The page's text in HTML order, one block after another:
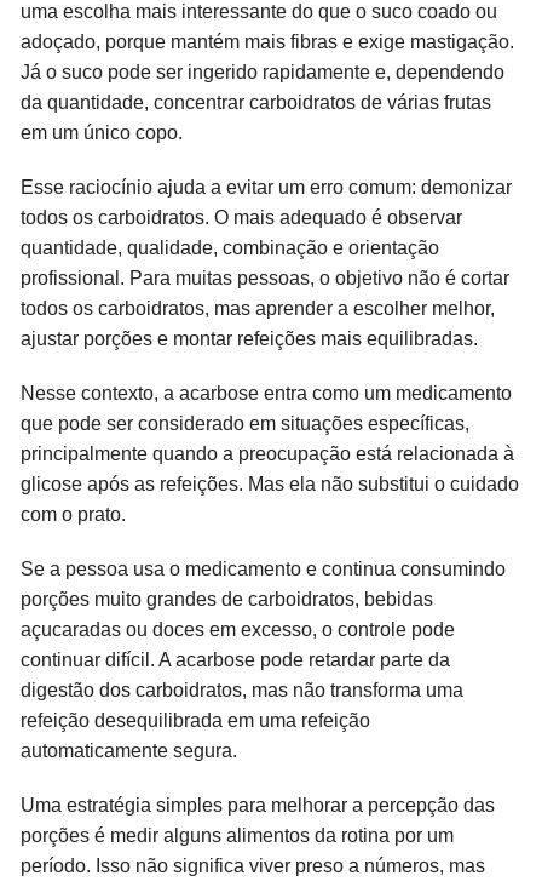
uma escolha mais interessante do que o suco coado ou
adoçado, porque mantém mais fibras e exige mastigação.
Já o suco pode ser ingerido rapidamente e, dependendo
da quantidade, concentrar carboidratos de várias frutas
em um único copo.
Esse raciocínio ajuda a evitar um erro comum: demonizar
todos os carboidratos. O mais adequado é observar
quantidade, qualidade, combinação e orientação
profissional. Para muitas pessoas, o objetivo não é cortar
todos os carboidratos, mas aprender a escolher melhor,
ajustar porções e montar refeições mais equilibradas.
Nesse contexto, a acarbose entra como um medicamento
que pode ser considerado em situações específicas,
principalmente quando a preocupação está relacionada à
glicose após as refeições. Mas ela não substitui o cuidado
com o prato.
Se a pessoa usa o medicamento e continua consumindo
porções muito grandes de carboidratos, bebidas
açucaradas ou doces em excesso, o controle pode
continuar difícil. A acarbose pode retardar parte da
digestão dos carboidratos, mas não transforma uma
refeição desequilibrada em uma refeição
automaticamente segura.
Uma estratégia simples para melhorar a percepção das
porções é medir alguns alimentos da rotina por um
período. Isso não significa viver preso a números, mas